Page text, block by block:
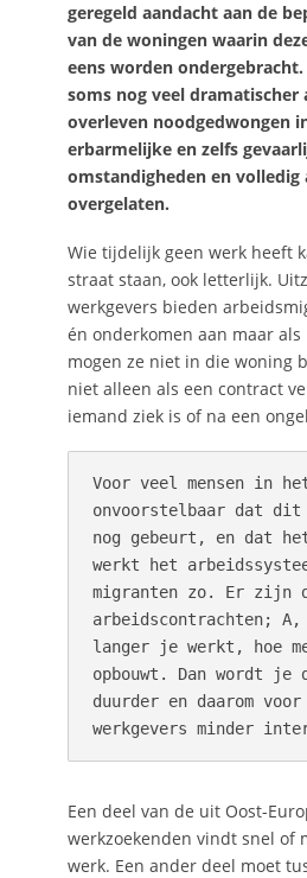
geregeld aandacht aan de
van de woningen waarin
eens worden
soms nog veel dramatischer
overleven noodgedwongen
erbarmelijke en zelfs
omstandigheden en volledig
overgelaten.
Wie tijdelijk geen werk heeft
straat staan, ook letterlijk.
werkgevers bieden
én onderkomen aan maar
mogen ze niet in die woning
niet alleen als een contract
iemand ziek is of na een
Voor veel mensen in
onvoorstelbaar dat dit
nog gebeurt, en dat
werkt het
migranten zo. Er zijn
arbeidscontrachten; A,
langer je werkt, hoe
opbouwt. Dan wordt je
duurder en daarom
werkgevers minder
Een deel van de uit Oost-
werkzoekenden vindt snel of
werk. Een ander deel moet